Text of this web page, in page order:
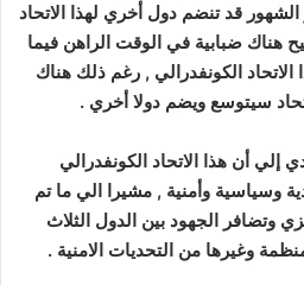
الشهور قد تنضم دول أخري لهذا الاتحاد
هناك ضبابية في الوقت الراهن فيما
الكونفدرالي , رغم ذلك هناك
سيتوسع ويضم دولا أخري .
إلي أن هذا الاتحاد الكونفدرالي
وسياسية وأمنية , مشيرا الي ما تم
وتضافر الجهود بين الدول الثلاث
وغيرها من التحديات الامنية .